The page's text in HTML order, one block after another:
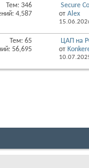
Тем: 346
4,587
Secure
от Alex
Тем: 65
56,695
ЦАП на
от